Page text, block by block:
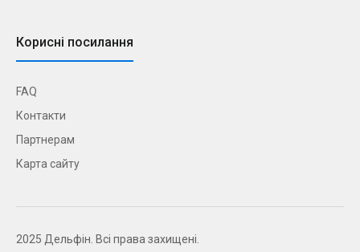
Корисні посилання
FAQ
Контакти
Партнерам
Карта сайту
2025 Дельфін. Всі права захищені.